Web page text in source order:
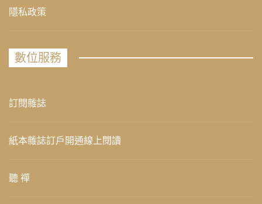
隱私政策
數位服務
訂閱雜誌
紙本雜誌訂戶開通線上閱讀
聽 禪